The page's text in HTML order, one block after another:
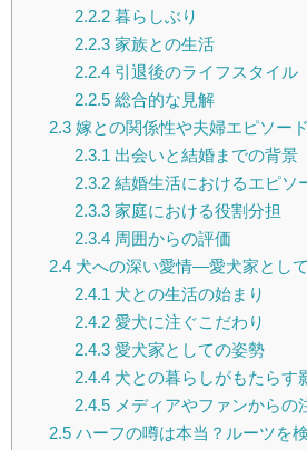
2.2.2暮らしぶり
2.2.3家族との生活
2.2.4引退後のライフスタイル
2.2.5総合的な見解
2.3嫁との関係性や夫婦エピソード
2.3.1 出会いと結婚までの背景
2.3.2結婚生活におけるエピソ
2.3.3家庭における役割分担
2.3.4周囲からの評価
2.4犬への深い愛情―愛犬家とし
2.4.1 犬との生活の始まり
2.4.2愛犬に注ぐこだわり
2.4.3愛犬家としての姿勢
2.4.4犬との暮らしがもたらす
2.4.5メディアやファンからの
2.5ハーフの噂は本当？ルーツを